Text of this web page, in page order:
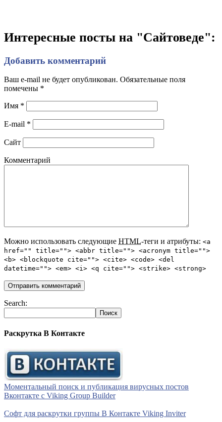
Интересные посты на "Сайтоведе":
Добавить комментарий
Ваш e-mail не будет опубликован. Обязательные поля
помечены *
Имя *
E-mail *
Сайт
Комментарий
Можно использовать следующие HTML-теги и атрибуты: <a
href="" title=""> <abbr title=""> <acronym title="">
<b> <blockquote cite=""> <cite> <code> <del
datetime=""> <em> <i> <q cite=""> <strike> <strong>
Search:
Раскрутка В Контакте
Моментальный поиск и публикация вирусных постов
Вконтакте с Viking Group Builder
Софт для раскрутки группы В Контакте Viking Inviter